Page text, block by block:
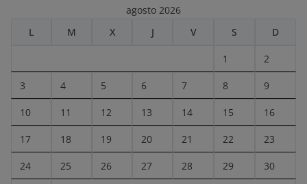
agosto 2026
L
M X J V S D
1 2
3 4 5 6 7 8 9
10 11 12 13 14 15 16
17 18 19 20 21 22 23
24 25 26 27 28 29 30